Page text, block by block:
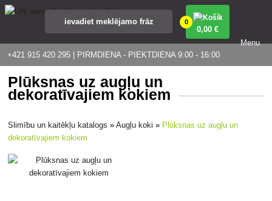
+421 915 420 295 | PIRMDIENA - PIEKTDIENA 9:00 - 16:00
0
0,00 €
Menu
Plūksnas uz augļu un
dekoratīvajiem kokiem
Slimību un kaitēkļu katalogs »Augļu koki » Plūksnas uz augļu un
dekoratīvajiem kokiem